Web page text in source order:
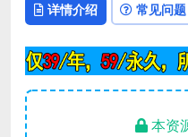
详情介绍 常见问题
本资